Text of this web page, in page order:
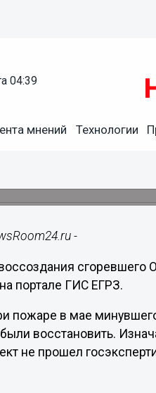
04:39
мнений Технологии
сгоревшего
-
воссоздания
портале ГИС ЕГРЗ.
пожаре в мае
восстановить.
не прошел